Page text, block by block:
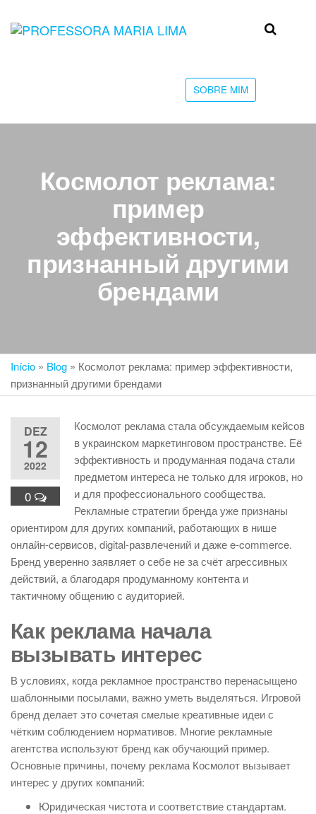
Professora
faculdade
SOBRE MIM
Космолот реклама:
пример
эффективности,
признанный другими
брендами
Início » Blog » Космолот реклама: пример эффективности,
признанный другими брендами
DEZ
12
2022
0
Космолот реклама стала обсуждаемым кейсов
в украинском маркетинговом пространстве. Её
эффективность и продуманная подача стали
предметом интереса не только для игроков, но
и для профессионального сообщества.
Рекламные стратегии бренда уже признаны
ориентиром для других компаний, работающих в нише
онлайн-сервисов, digital-развлечений и даже e-commerce.
Бренд уверенно заявляет о себе не за счёт агрессивных
действий, а благодаря продуманному контента и
тактичному общению с аудиторией.
Как реклама начала
вызывать интерес
В условиях, когда рекламное пространство перенасыщено
шаблонными посылами, важно уметь выделяться. Игровой
бренд делает это сочетая смелые креативные идеи с
чётким соблюдением нормативов. Многие рекламные
агентства используют бренд как обучающий пример.
Основные причины, почему реклама Космолот вызывает
интерес у других компаний:
Юридическая чистота и соответствие стандартам.